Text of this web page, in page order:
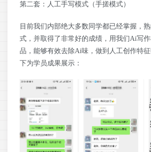
第二套：人工手写模式（手搓模式）
目前我们内部绝大多数同学都已经掌握，
式，并取得了非常好的成绩，用我们Ai写
品，能够有效去除Ai味，做到人工创作特
下为学员成果展示：